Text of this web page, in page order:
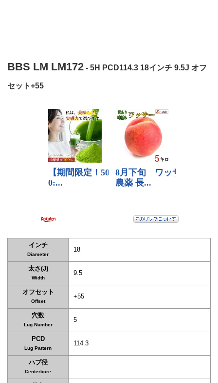
BBS LM LM172 - 5H PCD114.3 18インチ 9.5J オフ
セット+55
インチ
Diameter
18
太さ(J)
Width
9.5
オフセット
Offset
+55
穴数
Lug Number
5
PCD
Lug Pattern
114.3
ハブ径
Centerbore